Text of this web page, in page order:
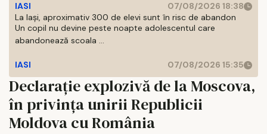
IASI
07/08/2026 18:38
La Iași, aproximativ 300 de elevi sunt în risc de abandon
Un copil nu devine peste noapte adolescentul care
abandonează scoala ...
IASI 07/08/2026 15:35
Declarație explozivă de la Moscova,
în privința unirii Republicii
Moldova cu România